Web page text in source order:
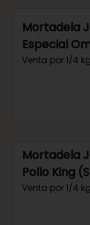
Mortadela
Especial
160)
Venta por 1/4
Mortadela
Pollo King
Venta por 1/4